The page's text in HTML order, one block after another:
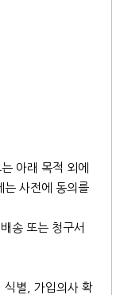
아래 목적 외에
는 사전에 동의를
송 또는 청구서
식별, 가입의사 확